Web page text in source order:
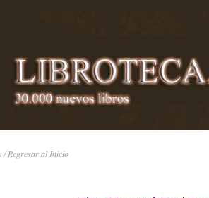
/ Regresar al Inicio